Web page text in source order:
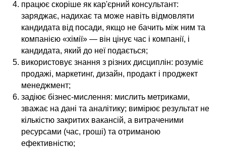
працює скоріше як кар'єрний консультант:
заряджає, надихає та може навіть відмовляти
кандидата від посади, якщо не бачить між ним та
компанією «хімії» — він цінує час і компанії, і
кандидата, який до неї подається;
використовує знання з різних дисциплін: розуміє
продажі, маркетинг, дизайн, продакт і проджект
менеджмент;
задіює бізнес-мислення: мислить метриками,
зважає на дані та аналітику; вимірює результат не
кількістю закритих вакансій, а витраченими
ресурсами (час, гроші) та отриманою
ефективністю;